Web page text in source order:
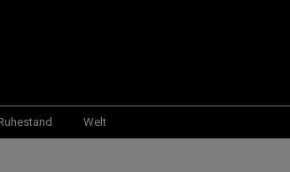
Welt